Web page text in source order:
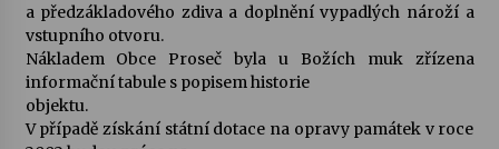
a předzákladového zdiva a doplnění vypadlých nároží a
vstupního otvoru.
Nákladem Obce Proseč byla u Božích muk zřízena
informační tabule s popisem historie
objektu.
V případě získání státní dotace na opravy památek v roce